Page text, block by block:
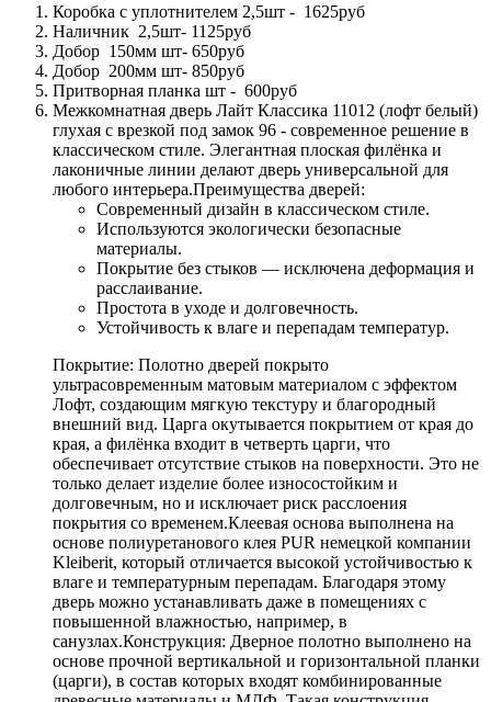
Коробка с уплотнителем 2,5шт - 1625руб
Наличник 2,5шт- 1125руб
Добор 150мм шт- 650руб
Добор 200мм шт- 850руб
Притворная планка шт - 600руб
Межкомнатная дверь Лайт Классика 11012 (лофт белый)
глухая с врезкой под замок 96 - современное решение в
классическом стиле. Элегантная плоская филёнка и
лаконичные линии делают дверь универсальной для
любого интерьера.Преимущества дверей:
Современный дизайн в классическом стиле.
Используются экологически безопасные
материалы.
Покрытие без стыков — исключена деформация и
расслаивание.
Простота в уходе и долговечность.
Устойчивость к влаге и перепадам температур.
Покрытие: Полотно дверей покрыто
ультрасовременным матовым материалом с эффектом
Лофт, создающим мягкую текстуру и благородный
внешний вид. Царга окутывается покрытием от края до
края, а филёнка входит в четверть царги, что
обеспечивает отсутствие стыков на поверхности. Это не
только делает изделие более износостойким и
долговечным, но и исключает риск расслоения
покрытия со временем.Клеевая основа выполнена на
основе полиуретанового клея PUR немецкой компании
Kleiberit, который отличается высокой устойчивостью к
влаге и температурным перепадам. Благодаря этому
дверь можно устанавливать даже в помещениях с
повышенной влажностью, например, в
санузлах.Конструкция: Дверное полотно выполнено на
основе прочной вертикальной и горизонтальной планки
(царги), в состав которых входят комбинированные